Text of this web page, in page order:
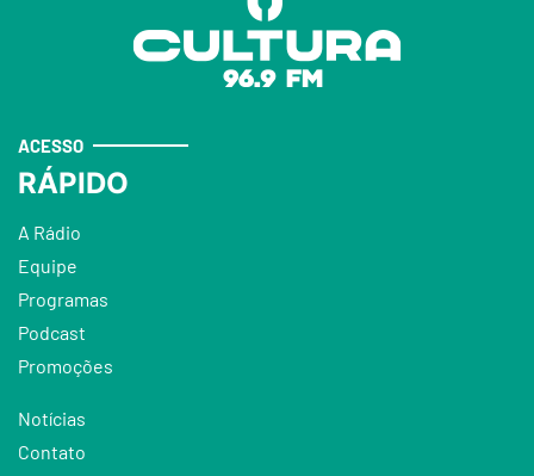
ACESSO
RÁPIDO
A Rádio
Equipe
Programas
Podcast
Promoções
Notícias
Contato